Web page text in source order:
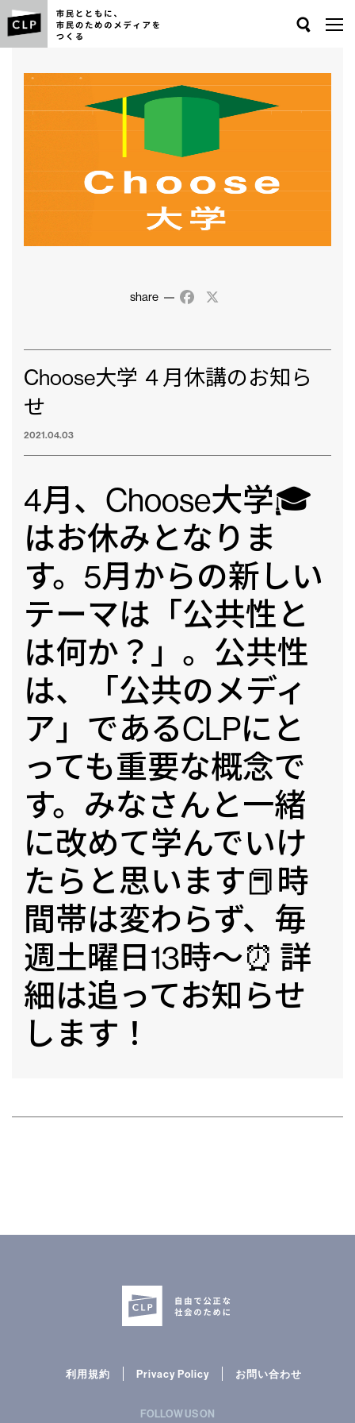
share Facebook
Choose大学 ４月休講のお知ら
せ
2021.04.03
4月、Choose大学🎓
はお休みとなりま
す。5月からの新しい
テーマは「公共性と
は何か？」。公共性
は、「公共のメディ
ア」であるCLPにと
っても重要な概念で
す。みなさんと一緒
に改めて学んでいけ
たらと思います📕時
間帯は変わらず、毎
週土曜日13時～⏰ 詳
細は追ってお知らせ
します！
利用規約 Privacy Policy お問い合わせ
FOLLOW US ON